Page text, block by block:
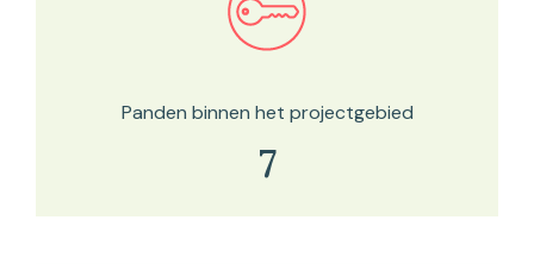
Bekijk in onze kaartviewer
Panden binnen het projectgebied
7